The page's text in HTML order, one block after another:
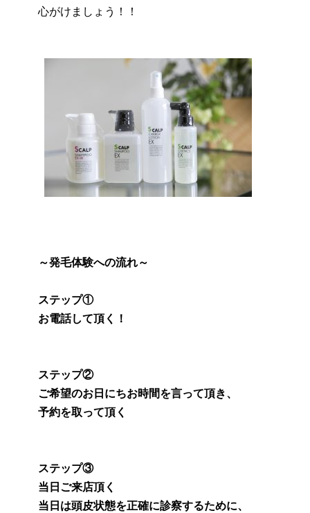
心がけましょう！！
～発毛体験への流れ～
ステップ①
お電話して頂く！
ステップ②
ご希望のお日にちお時間を言って頂き、
予約を取って頂く
ステップ③
当日ご来店頂く
当日は頭皮状態を正確に診察するために、